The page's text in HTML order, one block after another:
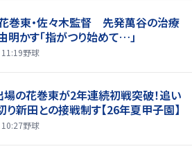
花巻東・佐々木監督 先発萬谷の治療
明かす「指がつり始めて…」
野球
の花巻東が2年連続初戦突破！追い
り新田との接戦制す【26年夏甲子園】
野球